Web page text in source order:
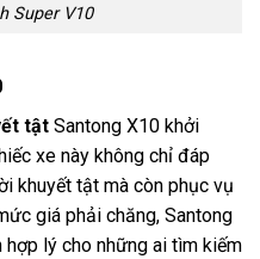
Super V10
tật Santong X10 khởi
xe này không chỉ đáp
khuyết tật mà còn phục vụ
giá phải chăng, Santong
lý cho những ai tìm kiếm